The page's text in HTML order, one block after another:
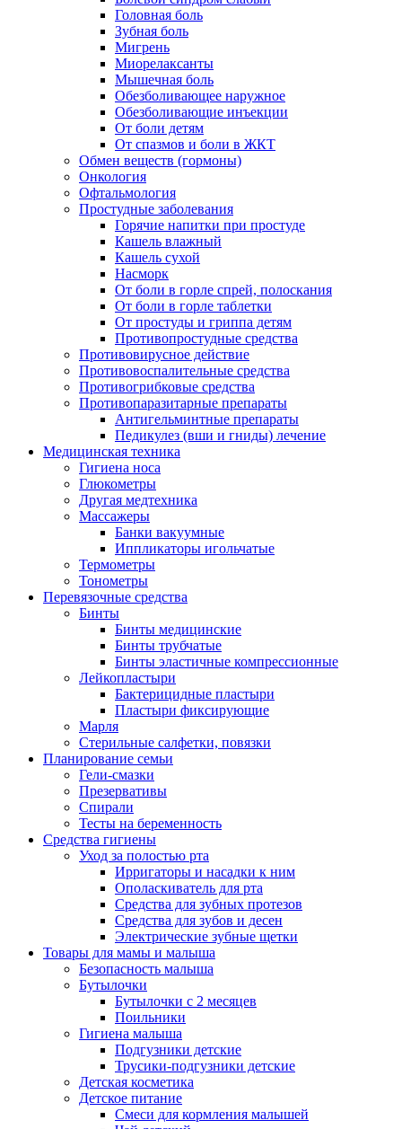
Головная боль
Зубная боль
Мигрень
Миорелаксанты
Мышечная боль
Обезболивающее наружное
Обезболивающие инъекции
От боли детям
От спазмов и боли в ЖКТ
Обмен веществ (гормоны)
Онкология
Офтальмология
Простудные заболевания
Горячие напитки при простуде
Кашель влажный
Кашель сухой
Насморк
От боли в горле спрей, полоскания
От боли в горле таблетки
От простуды и гриппа детям
Противопростудные средства
Противовирусное действие
Противовоспалительные средства
Противогрибковые средства
Противопаразитарные препараты
Антигельминтные препараты
Педикулез (вши и гниды) лечение
Медицинская техника
Гигиена носа
Глюкометры
Другая медтехника
Массажеры
Банки вакуумные
Иппликаторы игольчатые
Термометры
Тонометры
Перевязочные средства
Бинты
Бинты медицинские
Бинты трубчатые
Бинты эластичные компрессионные
Лейкопластыри
Бактерицидные пластыри
Пластыри фиксирующие
Марля
Стерильные салфетки, повязки
Планирование семьи
Гели-смазки
Презервативы
Спирали
Тесты на беременность
Средства гигиены
Уход за полостью рта
Ирригаторы и насадки к ним
Ополаскиватель для рта
Средства для зубных протезов
Средства для зубов и десен
Электрические зубные щетки
Товары для мамы и малыша
Безопасность малыша
Бутылочки
Бутылочки с 2 месяцев
Поильники
Гигиена малыша
Подгузники детские
Трусики-подгузники детские
Детская косметика
Детское питание
Смеси для кормления малышей